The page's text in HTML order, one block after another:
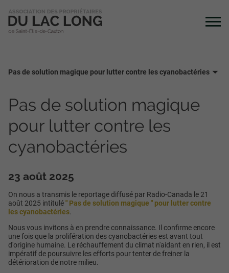
Pas de solution magique pour lutter contre les cyanobactéries
Pas de solution magique
pour lutter contre les
cyanobactéries
23 août 2025
On nous a transmis le reportage diffusé par Radio-Canada le 21
août 2025 intitulé" Pas de solution magique " pour lutter contre
les cyanobactéries.
Nous vous invitons à en prendre connaissance. Il confirme encore
une fois que la prolifération des cyanobactéries est avant tout
d'origine humaine. Le réchauffement du climat n'aidant en rien, il est
impératif de poursuivre les efforts pour tenter de freiner la
détérioration de notre milieu.